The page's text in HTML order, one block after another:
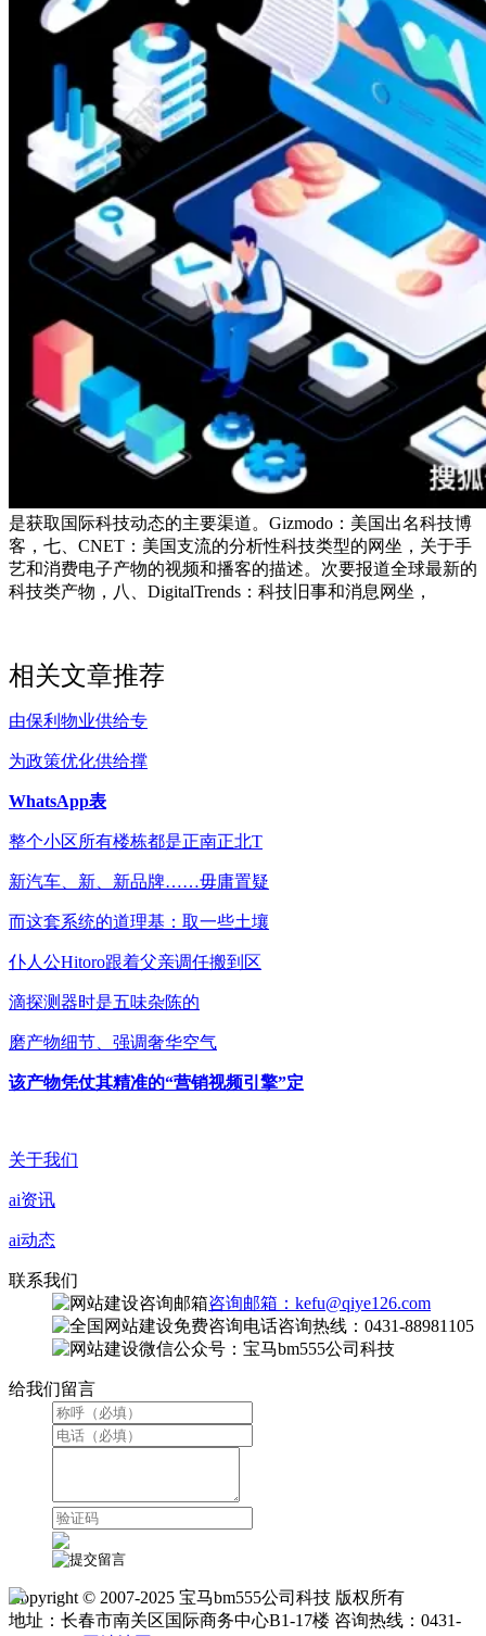
是获取国际科技动态的主要渠道。Gizmodo：美国出名科技博
客，七、CNET：美国支流的分析性科技类型的网坐，关于手
艺和消费电子产物的视频和播客的描述。次要报道全球最新的
科技类产物，八、DigitalTrends：科技旧事和消息网坐，
相关文章推荐
由保利物业供给专
为政策优化供给撑
WhatsApp表
整个小区所有楼栋都是正南正北T
新汽车、新、新品牌……毋庸置疑
而这套系统的道理基：取一些土壤
仆人公Hitoro跟着父亲调任搬到区
滴探测器时是五味杂陈的
磨产物细节、强调奢华空气
该产物凭仗其精准的“营销视频引擎”定
关于我们
ai资讯
ai动态
联系我们
咨询邮箱：kefu@qiye126.com
咨询热线：0431-88981105
微信公众号：宝马bm555公司科技
给我们留言
Copyright © 2007-2025 宝马bm555公司科技 版权所有
地址：长春市南关区国际商务中心B1-17楼 咨询热线：0431-